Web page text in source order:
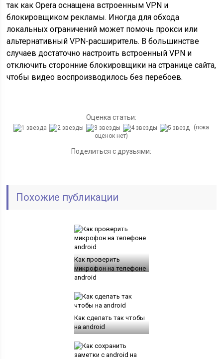
так как Opera оснащена встроенным VPN и
блокировщиком рекламы. Иногда для обхода
локальных ограничений может помочь прокси или
альтернативный VPN-расширитель. В большинстве
случаев достаточно настроить встроенный VPN и
отключить сторонние блокировщики на странице сайта,
чтобы видео воспроизводилось без перебоев.
Оценка статьи:
(пока
оценок нет)
Поделиться с друзьями:
Похожие публикации
Как проверить
микрофон на телефоне
android
Как сделать так чтобы
на android